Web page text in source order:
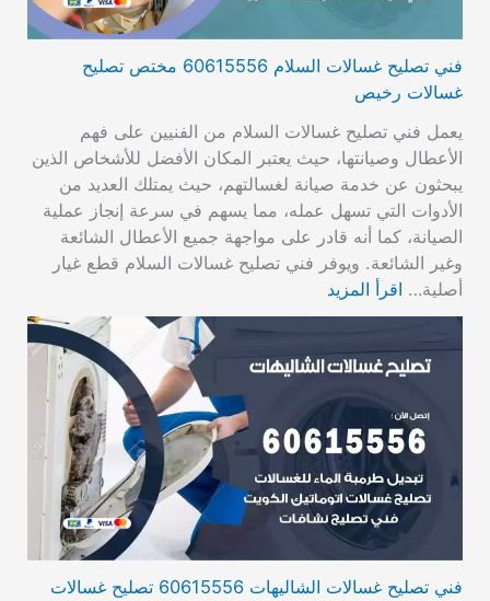
فني تصليح غسالات السلام 60615556 مختص تصليح
غسالات رخيص
يعمل فني تصليح غسالات السلام من الفنيين على فهم
الأعطال وصيانتها، حيث يعتبر المكان الأفضل للأشخاص الذين
يبحثون عن خدمة صيانة لغسالتهم، حيث يمتلك العديد من
الأدوات التي تسهل عمله، مما يسهم في سرعة إنجاز عملية
الصيانة، كما أنه قادر على مواجهة جميع الأعطال الشائعة
وغير الشائعة. ويوفر فني تصليح غسالات السلام قطع غيار
أصلية… اقرأ المزيد
فني تصليح غسالات الشاليهات 60615556 تصليح غسالات